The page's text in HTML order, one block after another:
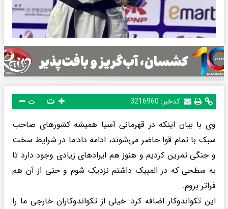
کدخبر: 3216960 ت
وی با بیان اینکه در قهرمانی آسیا همیشه کشورهای صاحب‌
سبک با تمام قوا حاضر می‌شوند، ادامه داد:ما در شرایط سخت
و جنگی تمرین کردیم و هنوز هم ایرادهای زیادی وجود دارد تا
به سطحی که در المپیک داشتم نزدیک شوم و حتی از آن هم
فراتر بروم.
این تکواندوکار اضافه کرد: خیلی از تکواندوکاران خارجی ما را